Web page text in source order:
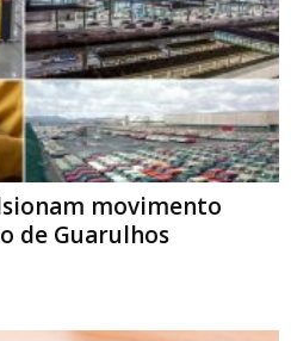
movimento
de Guarulhos